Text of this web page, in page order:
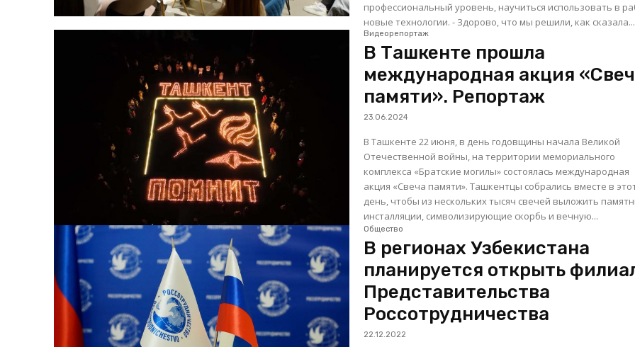
профессиональный уровень, научиться использовать в
новые технологии. - Здорово, что мы решили, как сказала...
Видеорепортаж
В Ташкенте прошла
международная акция
памяти». Репортаж
23.06.2024
В Ташкенте 22 июня, в день годовщины начала Великой
Отечественной войны, на территории мемориального
комплекса «Братские могилы» состоялась международная
акция «Свеча памяти». Ташкентцы собрались вместе в этот
день, чтобы из нескольких тысяч свечей выложить
инсталляции, символизирующие скорбь и вечную...
Общество
В регионах Узбекистана
планируется открыть
Представительства
Россотрудничества
22.12.2022